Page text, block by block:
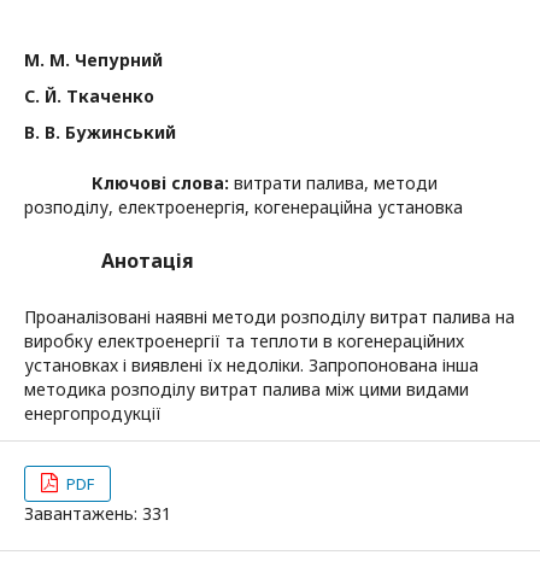
М. М. Чепурний
С. Й. Ткаченко
В. В. Бужинський
Ключові слова: витрати палива, методи
розподілу, електроенергія, когенераційна установка
Анотація
Проаналізовані наявні методи розподілу витрат палива на
виробку електроенергії та теплоти в когенераційних
установках і виявлені їх недоліки. Запропонована інша
методика розподілу витрат палива між цими видами
енергопродукції
PDF
Завантажень: 331